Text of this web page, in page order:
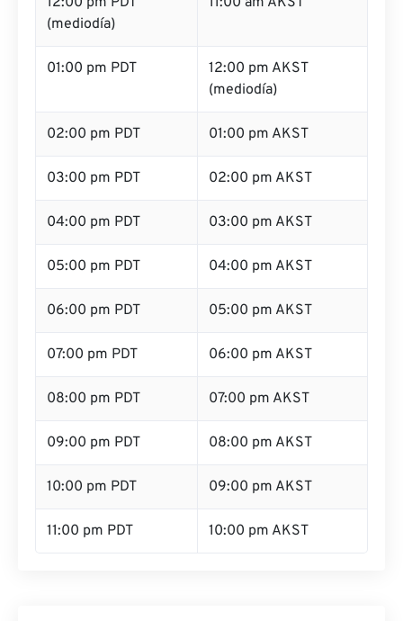
(mediodía)
01:00 pm PDT
12:00 pm AKST
(mediodía)
02:00 pm PDT 01:00 pm AKST
03:00 pm PDT 02:00 pm AKST
04:00 pm PDT 03:00 pm AKST
05:00 pm PDT 04:00 pm AKST
06:00 pm PDT 05:00 pm AKST
07:00 pm PDT 06:00 pm AKST
08:00 pm PDT 07:00 pm AKST
09:00 pm PDT 08:00 pm AKST
10:00 pm PDT 09:00 pm AKST
11:00 pm PDT 10:00 pm AKST